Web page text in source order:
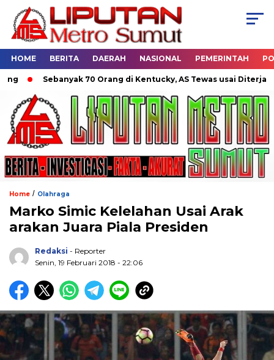
HOME BERITA DAERAH NASIONAL PEMERINTAH
Sebanyak 70 Orang di Kentucky, AS Tewas usai Diterjang
Home / Olahraga
Marko Simic Kelelahan Usai Arak
arakan Juara Piala Presiden
Redaksi - Reporter
Senin, 19 Februari 2018 - 22:06